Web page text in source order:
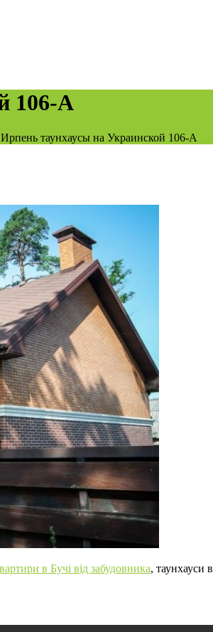
106-А
таунхаусы на Украинской 106-А
в Бучі від забудовника, таунхауси в